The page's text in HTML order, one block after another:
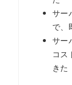
サー
で、
サー
コス
きた